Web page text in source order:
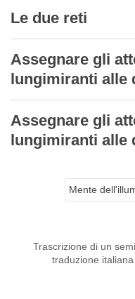
Le due reti
Assegnare gli
lungimiranti alle
Assegnare gli
lungimiranti alle
Mente
Trascrizione di un
traduzione